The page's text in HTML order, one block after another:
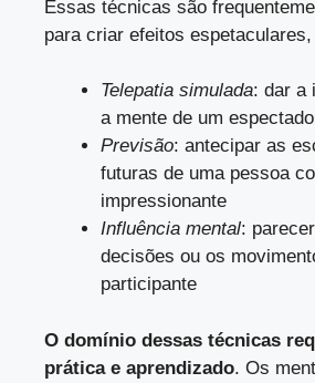
Essas técnicas são
para criar efeitos
Telepatia simulada: dar a
a mente de um
Previsão: antecipar as
futuras de uma pessoa
impressionante
Influência mental:
decisões ou os
participante
O domínio dessas técnicas
prática e aprendizado. Os